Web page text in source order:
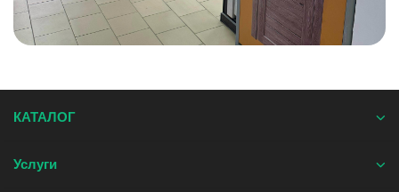
КАТАЛОГ
Услуги